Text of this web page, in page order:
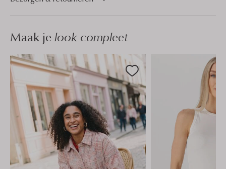
Maak je look compleet